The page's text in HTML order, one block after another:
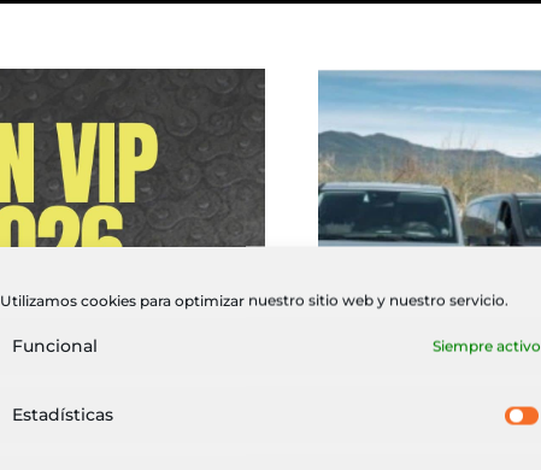
Utilizamos cookies para optimizar nuestro sitio web y nuestro servicio.
Funcional Siempre activo
Estadísticas